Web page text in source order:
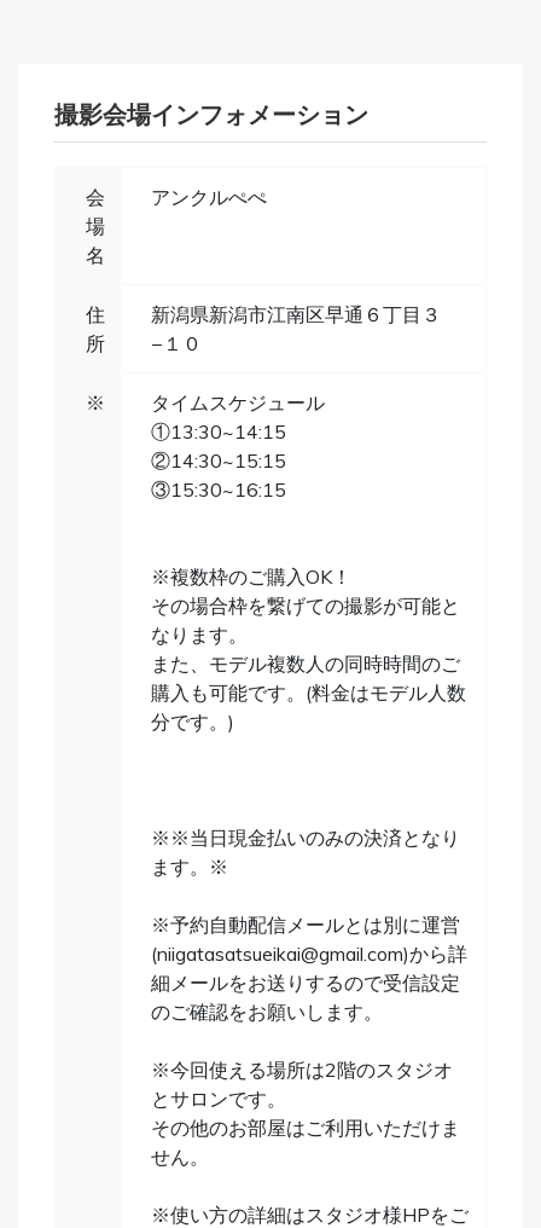
撮影会場インフォメーション
会
場
名
アンクルぺぺ
住
所
新潟県新潟市江南区早通６丁目３
−１０
※
タイムスケジュール
①13:30~14:15
②14:30~15:15
③15:30~16:15
※複数枠のご購入OK！
その場合枠を繋げての撮影が可能と
なります。
また、モデル複数人の同時時間のご
購入も可能です。(料金はモデル人数
分です。)
※※当日現金払いのみの決済となり
ます。※
※予約自動配信メールとは別に運営
(niigatasatsueikai@gmail.com)から詳
細メールをお送りするので受信設定
のご確認をお願いします。
※今回使える場所は2階のスタジオ
とサロンです。
その他のお部屋はご利用いただけま
せん。
※使い方の詳細はスタジオ様HPをご